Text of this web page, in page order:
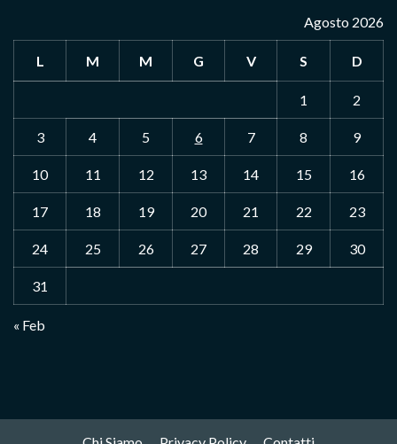
Agosto 2026
L M M G V S D
1 2
3 4 5 6 7 8 9
10 11 12 13 14 15 16
17 18 19 20 21 22 23
24 25 26 27 28 29 30
31
« Feb